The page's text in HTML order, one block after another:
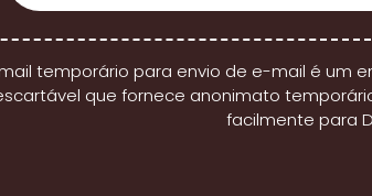
temporário para envio de e-mail é um
que fornece anonimato
facilmente para